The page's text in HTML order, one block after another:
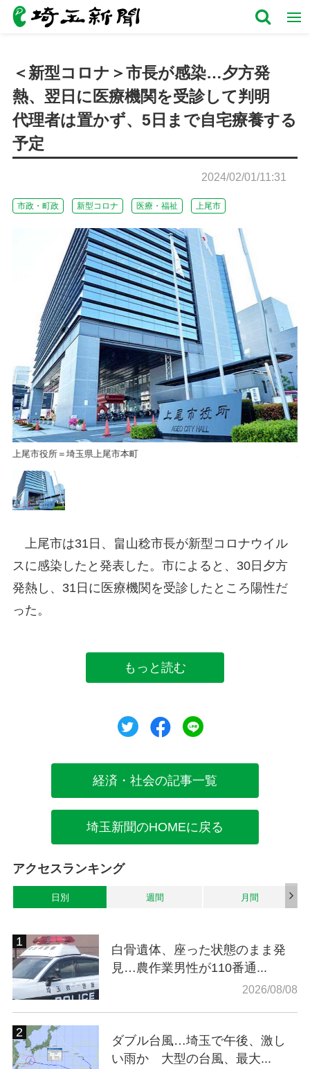
＜新型コロナ＞市長が感染…夕方発
熱、翌日に医療機関を受診して判明
代理者は置かず、5日まで自宅療養する
予定
2024/02/01/11:31
市政・町政 新型コロナ 医療・福祉 上尾市
上尾市役所＝埼玉県上尾市本町
上尾市は31日、畠山稔市長が新型コロナウイル
スに感染したと発表した。市によると、30日夕方
発熱し、31日に医療機関を受診したところ陽性だ
った。
もっと読む
ツイートシェア
経済・社会の記事一覧
埼玉新聞のHOMEに戻る
アクセスランキング
日別 週間 月間
白骨遺体、座った状態のまま発
見…農作業男性が110番通...
2026/08/08
ダブル台風…埼玉で午後、激し
い雨か 大型の台風、最大...